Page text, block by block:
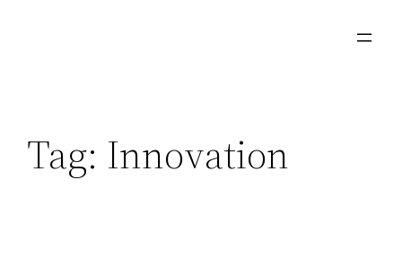
Tag: Innovation